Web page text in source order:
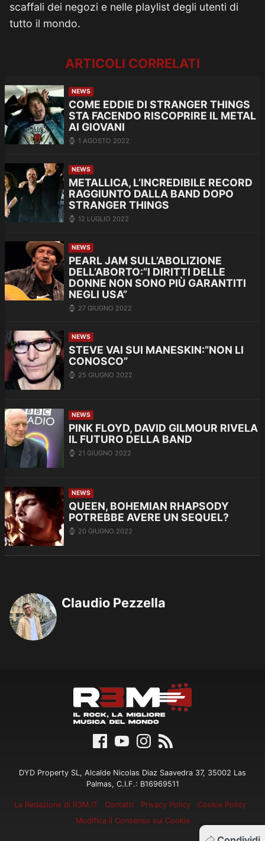
scaffali dei negozi e nelle playlist degli utenti di
tutto il mondo.
ARTICOLI CORRELATI
NEWS
COME EDDIE DI STRANGER THINGS
STA FACENDO RISCOPRIRE IL METAL
AI GIOVANI
1 AGOSTO 2022
NEWS
METALLICA, L’INCREDIBILE RECORD
RAGGIUNTO DALLA BAND DOPO
STRANGER THINGS
12 LUGLIO 2022
NEWS
PEARL JAM SULL’ABOLIZIONE
DELL’ABORTO:”I DIRITTI DELLE
DONNE NON SONO PIÙ GARANTITI
NEGLI USA”
27 GIUGNO 2022
NEWS
STEVE VAI SUI MANESKIN:”NON LI
CONOSCO”
25 GIUGNO 2022
NEWS
PINK FLOYD, DAVID GILMOUR RIVELA
IL FUTURO DELLA BAND
21 GIUGNO 2022
NEWS
QUEEN, BOHEMIAN RHAPSODY
POTREBBE AVERE UN SEQUEL?
20 GIUGNO 2022
Claudio Pezzella
DYD Property SL, Alcalde Nicolas Diaz Saavedra 37, 35002 Las
Palmas, C.I.F.: B16969511
La Redazione di R3M.IT Contatti Privacy Policy
Cookie Policy
Modifica il Consenso sui Cookie